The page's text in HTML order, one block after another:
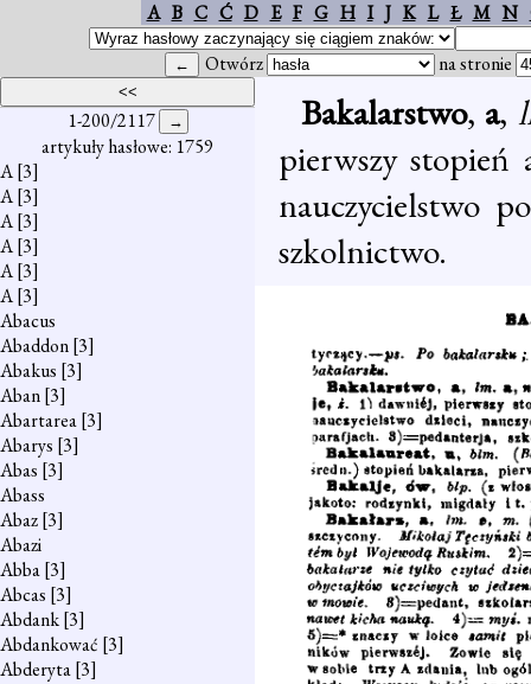
A B C Ć D E F G H I J K L Ł M N
Otwórz na stronie
1-200/2117
artykuły hasłowe: 1759
A[3]
A[3]
A[3]
A[3]
A[3]
A[3]
Abacus
Abaddon[3]
Abakus [3]
Aban[3]
Abartarea[3]
Abarys [3]
Abas [3]
Abass
Abaz[3]
Abazi
Abba[3]
Abcas [3]
Abdank[3]
Abdankować [3]
Abderyta[3]
Bakalarstwo, a,
pierwszy
nauczycielstwo
szkolnictwo.